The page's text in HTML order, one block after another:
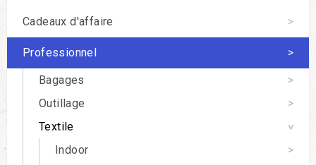
Cadeaux d'affaire
Professionnel
Bagages
Outillage
Textile
Indoor